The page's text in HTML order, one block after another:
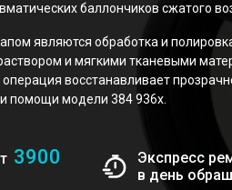
баллончиков сжатого
являются обработка и
и мягкими тканевыми
восстанавливает
помощи модели 384 936x.
3900
Экспресс
в день